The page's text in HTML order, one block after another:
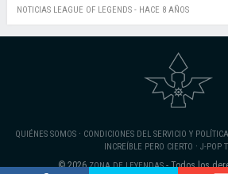
NOTICIAS LEAGUE OF LEGENDS - HACE 8 AÑOS
QUIÉNES SOMOS· CONDICIONES DEL SERVICIO Y
INCREÍBLE PERO CIERTO · J-POP
© 2026ZONA DE LEYENDAS- Todos los